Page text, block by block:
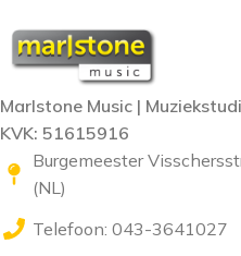
Marlstone Music |
KVK: 51615916
Burgemeester
(NL)
Telefoon: 043-3641027